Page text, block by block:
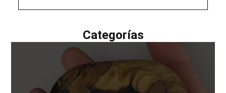
Categorías